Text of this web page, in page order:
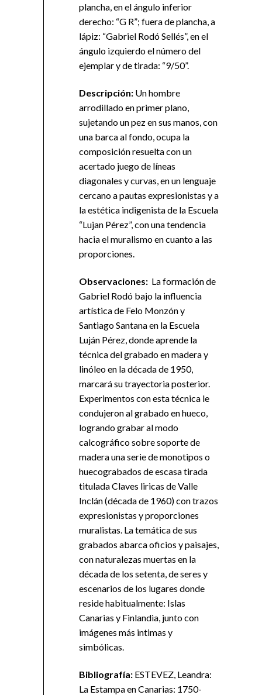
plancha, en el ángulo inferior
derecho: “G R”; fuera de plancha, a
lápiz: “Gabriel Rodó Sellés”, en el
ángulo izquierdo el número del
ejemplar y de tirada: “9/50”.
Descripción: Un hombre
arrodillado en primer plano,
sujetando un pez en sus manos, con
una barca al fondo, ocupa la
composición resuelta con un
acertado juego de líneas
diagonales y curvas, en un lenguaje
cercano a pautas expresionistas y a
la estética indigenista de la Escuela
“Lujan Pérez”, con una tendencia
hacia el muralismo en cuanto a las
proporciones.
Observaciones: La formación de
Gabriel Rodó bajo la influencia
artística de Felo Monzón y
Santiago Santana en la Escuela
Luján Pérez, donde aprende la
técnica del grabado en madera y
linóleo en la década de 1950,
marcará su trayectoria posterior.
Experimentos con esta técnica le
condujeron al grabado en hueco,
logrando grabar al modo
calcográfico sobre soporte de
madera una serie de monotipos o
huecograbados de escasa tirada
titulada Claves liricas de Valle
Inclán (década de 1960) con trazos
expresionistas y proporciones
muralistas. La temática de sus
grabados abarca oficios y paisajes,
con naturalezas muertas en la
década de los setenta, de seres y
escenarios de los lugares donde
reside habitualmente: Islas
Canarias y Finlandia, junto con
imágenes más intimas y
simbólicas.
Bibliografía: ESTEVEZ, Leandra:
La Estampa en Canarias: 1750-